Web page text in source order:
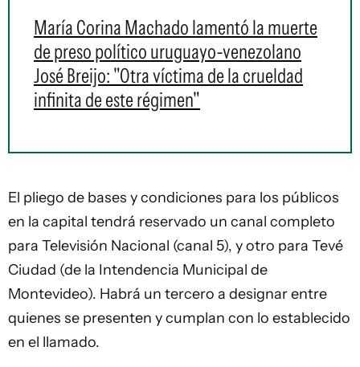
María Corina Machado lamentó la muerte
de preso político uruguayo-venezolano
José Breijo: "Otra víctima de la crueldad
infinita de este régimen"
El pliego de bases y condiciones para los públicos
en la capital tendrá reservado un canal completo
para Televisión Nacional (canal 5), y otro para Tevé
Ciudad (de la Intendencia Municipal de
Montevideo). Habrá un tercero a designar entre
quienes se presenten y cumplan con lo establecido
en el llamado.